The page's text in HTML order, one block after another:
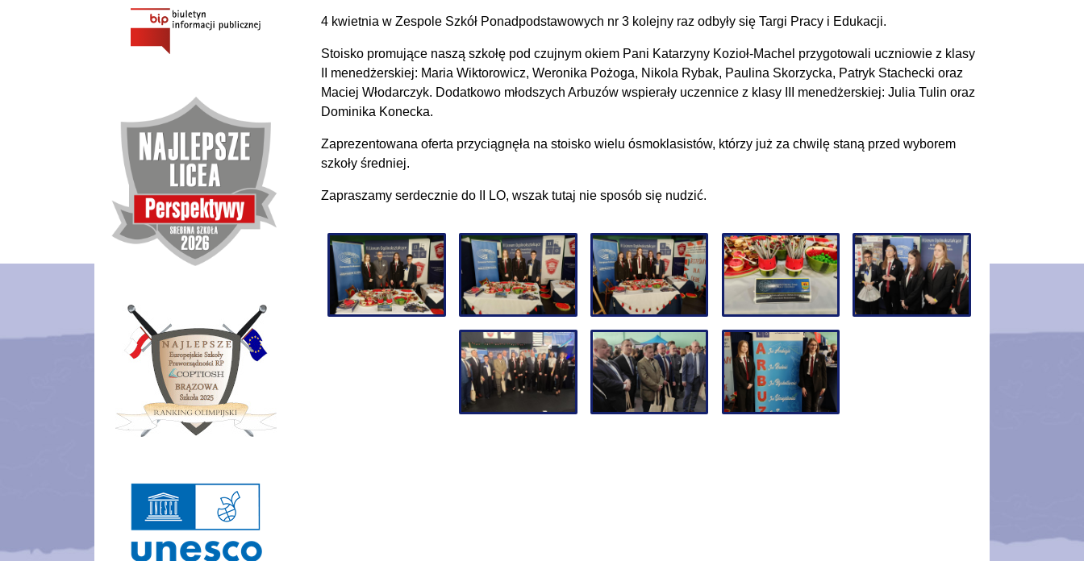
4 kwietnia w Zespole Szkół Ponadpodstawowych nr 3 kolejny raz odbyły się Targi Pracy i Edukacji.
Stoisko promujące naszą szkołę pod czujnym okiem Pani Katarzyny Kozioł-Machel przygotowali uczniowie z klasy
II menedżerskiej: Maria Wiktorowicz, Weronika Pożoga, Nikola Rybak, Paulina Skorzycka, Patryk Stachecki oraz
Maciej Włodarczyk. Dodatkowo młodszych Arbuzów wspierały uczennice z klasy III menedżerskiej: Julia Tulin oraz
Dominika Konecka.
Zaprezentowana oferta przyciągnęła na stoisko wielu ósmoklasistów, którzy już za chwilę staną przed wyborem
szkoły średniej.
Zapraszamy serdecznie do II LO, wszak tutaj nie sposób się nudzić.